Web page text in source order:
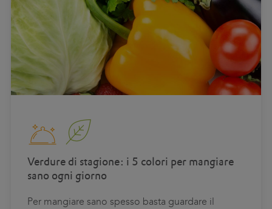
Verdure di stagione: i 5 colori per mangiare
sano ogni giorno
Per mangiare sano spesso basta guardare il